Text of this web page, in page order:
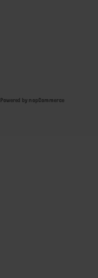
Powered by nopCommerce